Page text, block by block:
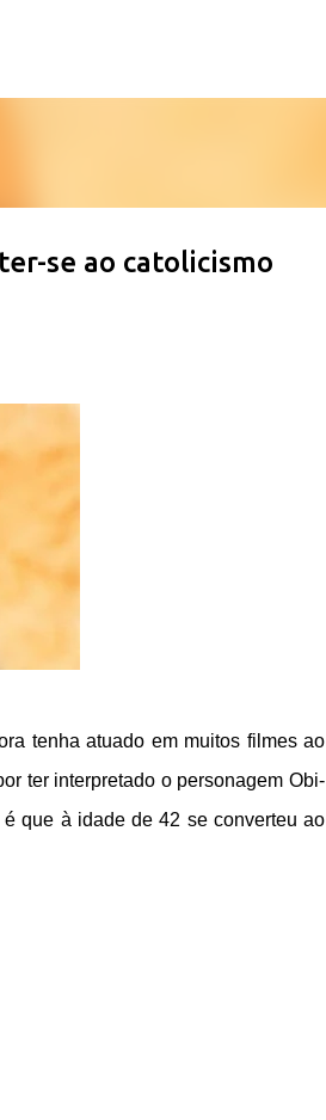
se ao catolicismo
tenha atuado em muitos filmes ao
ter interpretado o personagem Obi-
que à idade de 42 se converteu ao